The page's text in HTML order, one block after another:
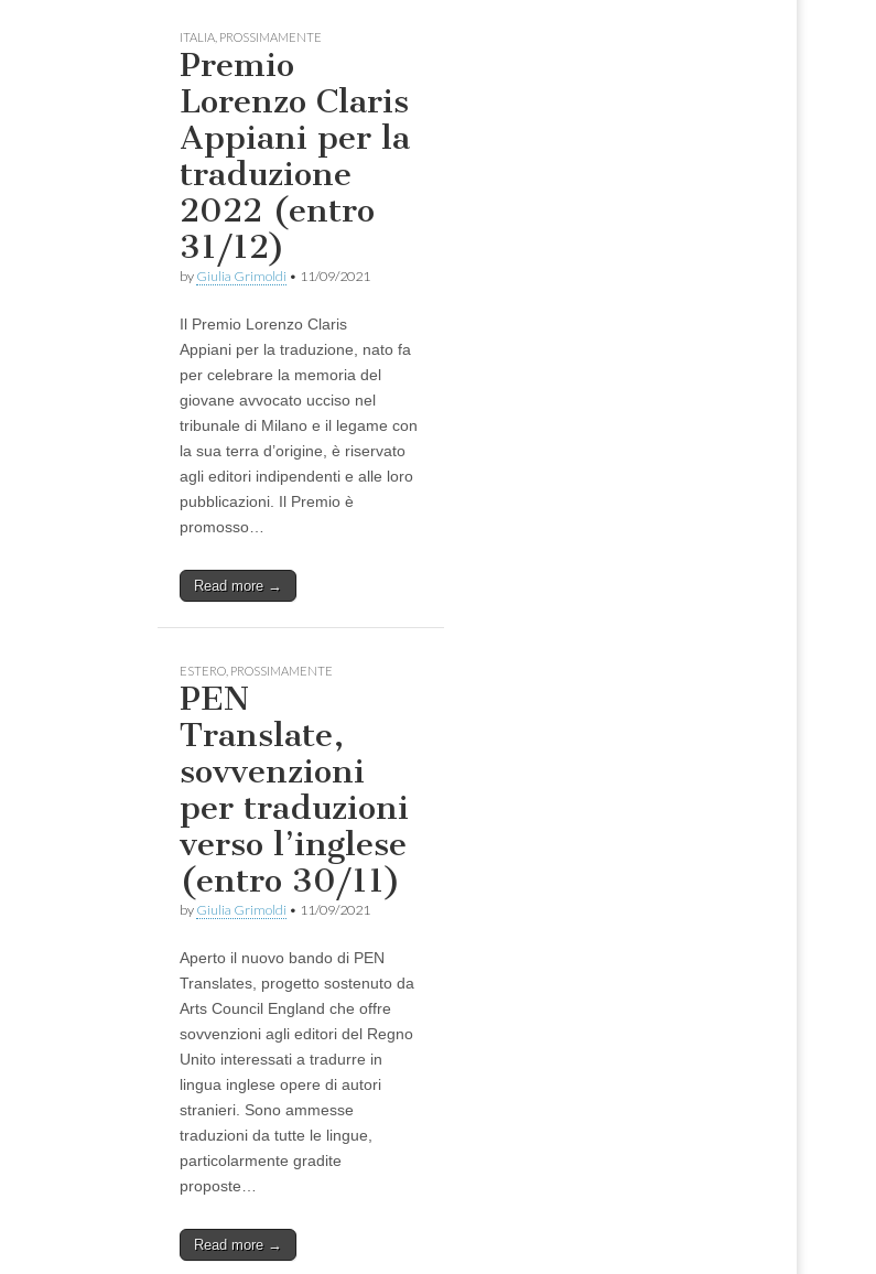
ITALIA PROSSIMAMENTE
Premio
Lorenzo Claris
Appiani per la
traduzione
2022 (entro
31/12)
by Giulia Grimoldi • 11/09/2021
Il Premio Lorenzo Claris
Appiani per la traduzione, nato fa
per celebrare la memoria del
giovane avvocato ucciso nel
tribunale di Milano e il legame con
la sua terra d’origine, è riservato
agli editori indipendenti e alle loro
pubblicazioni. Il Premio è
promosso…
Read more →
ESTERO PROSSIMAMENTE
PEN
Translate,
sovvenzioni
per traduzioni
verso l’inglese
(entro 30/11)
by Giulia Grimoldi • 11/09/2021
Aperto il nuovo bando di PEN
Translates, progetto sostenuto da
Arts Council England che offre
sovvenzioni agli editori del Regno
Unito interessati a tradurre in
lingua inglese opere di autori
stranieri. Sono ammesse
traduzioni da tutte le lingue,
particolarmente gradite
proposte…
Read more →